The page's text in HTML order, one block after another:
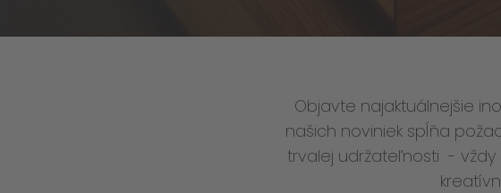
Objavte najaktuálnejšie
našich noviniek spĺňa
trvalej udržateľnosti -